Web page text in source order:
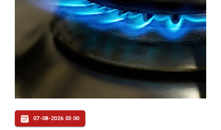
07-08-2026 03:00